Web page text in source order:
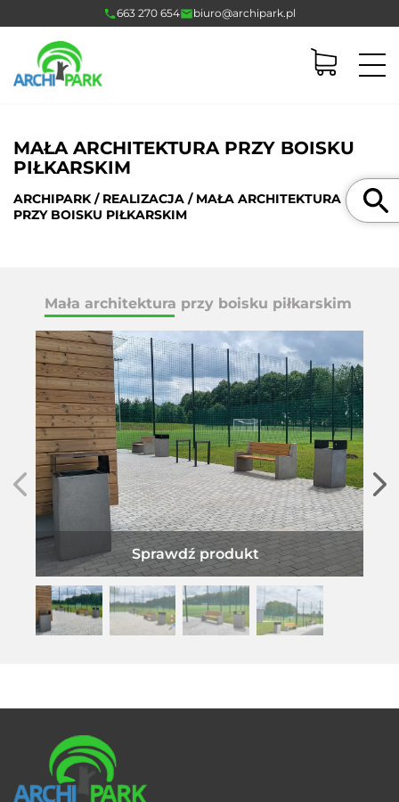
663 270 654 biuro@archipark.pl
MAŁA ARCHITEKTURA PRZY BOISKU
PIŁKARSKIM
ARCHIPARK/ REALIZACJA / MAŁA ARCHITEKTURA
PRZY BOISKU PIŁKARSKIM
Mała architektura przy boisku piłkarskim
Sprawdź produkt
Szukaj